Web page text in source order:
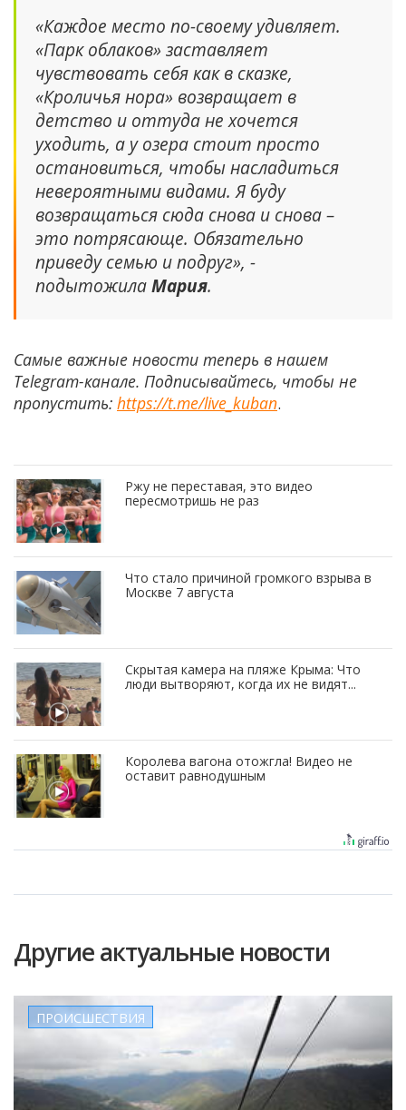
«Каждое место по-своему удивляет.
«Парк облаков» заставляет
чувствовать себя как в сказке,
«Кроличья нора» возвращает в
детство и оттуда не хочется
уходить, а у озера стоит просто
остановиться, чтобы насладиться
невероятными видами. Я буду
возвращаться сюда снова и снова –
это потрясающе. Обязательно
приведу семью и подруг», -
подытожилаМария.
Самые важные новости теперь в нашем
Telegram-канале. Подписывайтесь, чтобы не
пропустить: https://t.me/live_kuban.
Ржу не переставая, это видео
пересмотришь не раз
Что стало причиной громкого взрыва в
Москве 7 августа
Скрытая камера на пляже Крыма: Что
люди вытворяют, когда их не видят...
Королева вагона отожгла! Видео не
оставит равнодушным
Другие актуальные новости
ПРОИСШЕСТВИЯ